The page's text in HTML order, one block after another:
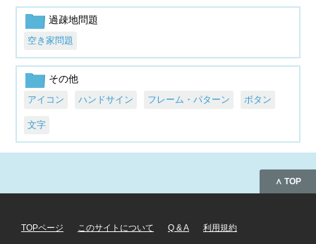
過疎地問題
空き家問題
その他
アイコン ハンドサイン フレーム・パターン ボタン
文字
∧ TOP
TOPページ このサイトについて Q & A 利用規約